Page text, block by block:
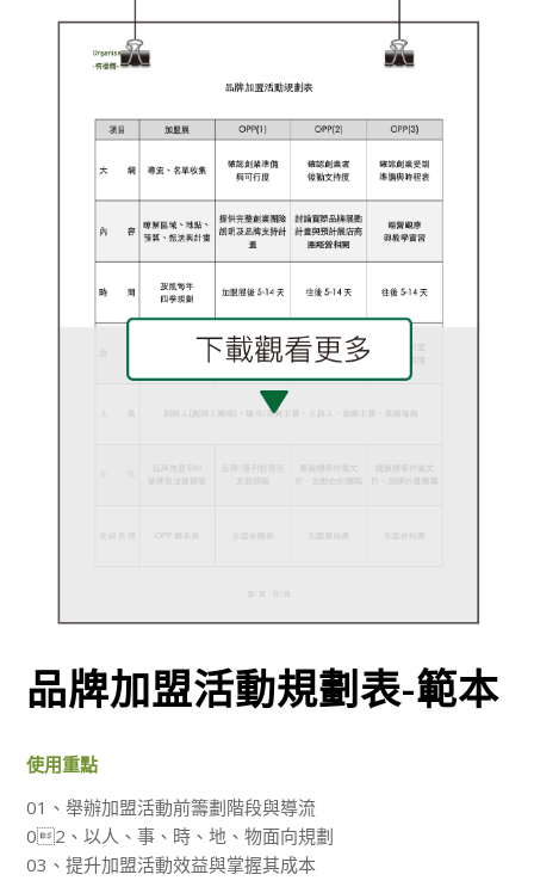
品牌加盟活動規劃表-範本
使用重點
01、舉辦加盟活動前籌劃階段與導流
02、以人、事、時、地、物面向規劃
03、提升加盟活動效益與掌握其成本